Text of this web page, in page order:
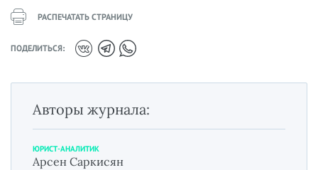
РАСПЕЧАТАТЬ СТРАНИЦУ
ПОДЕЛИТЬСЯ:
Авторы журнала:
ЮРИСТ-АНАЛИТИК
Арсен Саркисян